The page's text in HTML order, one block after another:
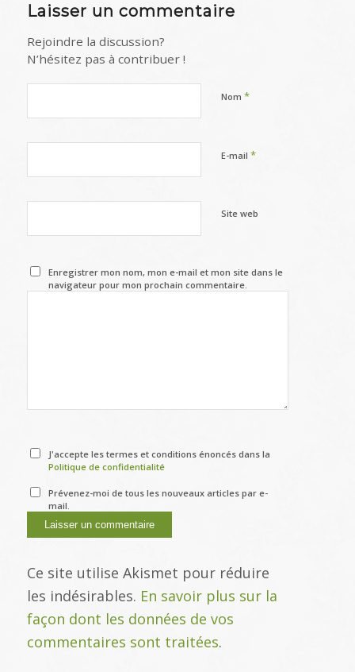
Laisser un commentaire
Rejoindre la discussion?
N’hésitez pas à contribuer !
Nom *
E-mail *
Site web
Enregistrer mon nom, mon e-mail et mon site dans le
navigateur pour mon prochain commentaire.
J'accepte les termes et conditions énoncés dans la
Politique de confidentialité
Prévenez-moi de tous les nouveaux articles par e-
mail.
Ce site utilise Akismet pour réduire
les indésirables. En savoir plus sur la
façon dont les données de vos
commentaires sont traitées.